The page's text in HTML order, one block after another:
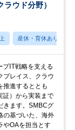
ウド分野）
産休・育休あり
プIT戦略を支える
プレイス、クラウ
推進するととも
証）から実装まで
きます。SMBCグ
の基づいた、海外
やOAを担当とす